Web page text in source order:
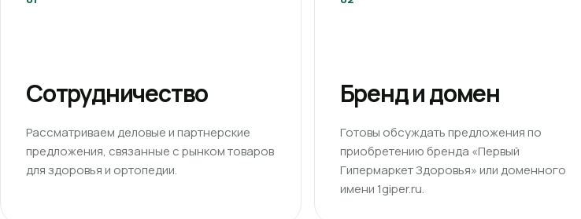
Сотрудничество
Рассматриваем деловые и партнерские
предложения, связанные с рынком товаров
для здоровья и ортопедии.
Бренд и домен
Готовы обсуждать предложения по
приобретению бренда «Первый
Гипермаркет Здоровья» или доменного
имени 1giper.ru.